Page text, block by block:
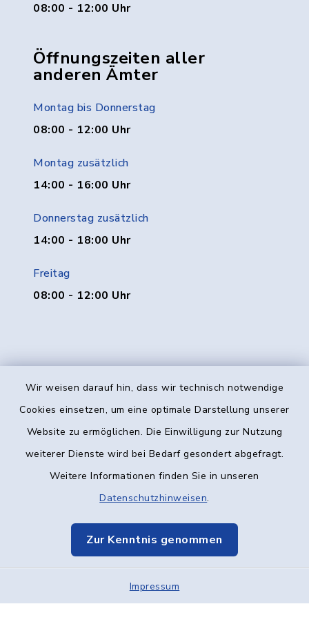
Wir weisen darauf hin, dass wir technisch notwendige
Cookies einsetzen, um eine optimale Darstellung unserer
Website zu ermöglichen. Die Einwilligung zur Nutzung
weiterer Dienste wird bei Bedarf gesondert abgefragt.
Weitere Informationen finden Sie in unseren
Datenschutzhinweisen.
Zur Kenntnis genommen
Impressum
08:00 - 12:00 Uhr
Öffnungszeiten aller
anderen Ämter
Montag bis Donnerstag
08:00 - 12:00 Uhr
Montag zusätzlich
14:00 - 16:00 Uhr
Donnerstag zusätzlich
14:00 - 18:00 Uhr
Freitag
08:00 - 12:00 Uhr
Kontakt
Datenschutz
Elektronische Kommunikation
Sitemap